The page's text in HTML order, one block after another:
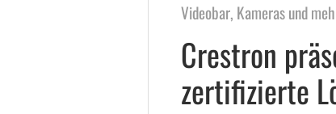
Videobar, Kameras und
Crestron
zertifizierte